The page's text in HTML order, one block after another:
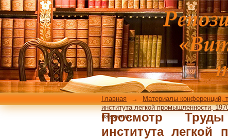
Просмотр Труды
промышленности,
Главная → Материалы конференций,
института легкой промышленности,
названию
Просмотр Труды
института